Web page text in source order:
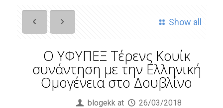
Show all
Ο ΥΦΥΠΕΞ Τέρενς Κουίκ
συνάντηση με την Ελληνική
Ομογένεια στο Δουβλίνο
blogekk at 26/03/2018